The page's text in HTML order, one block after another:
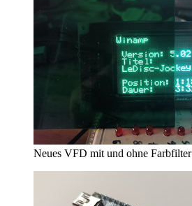
Neues VFD mit und ohne Farbfilter